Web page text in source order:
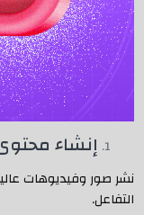
إنشاء
نشر صور وفيديوهات
التفاعل.